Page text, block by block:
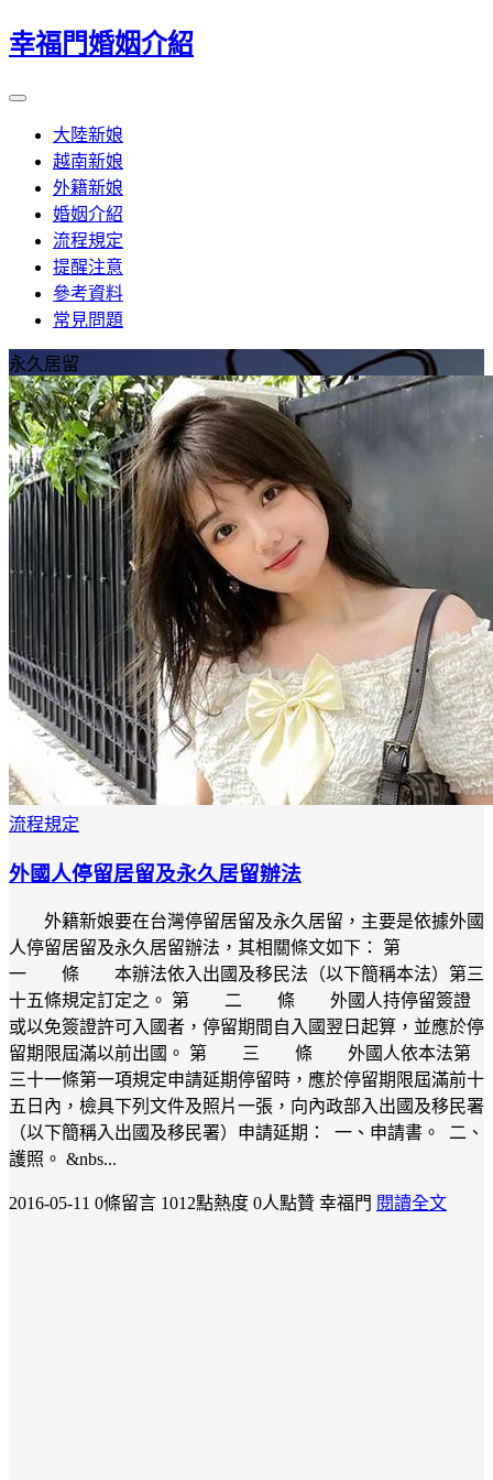
幸福門婚姻介紹
大陸新娘
越南新娘
外籍新娘
婚姻介紹
流程規定
提醒注意
參考資料
常見問題
永久居留
流程規定
外國人停留居留及永久居留辦法
外籍新娘要在台灣停留居留及永久居留，主要是依據外國
人停留居留及永久居留辦法，其相關條文如下： 第
一 條 本辦法依入出國及移民法（以下簡稱本法）第三
十五條規定訂定之。 第 二 條 外國人持停留簽證
或以免簽證許可入國者，停留期間自入國翌日起算，並應於停
留期限屆滿以前出國。 第 三 條 外國人依本法第
三十一條第一項規定申請延期停留時，應於停留期限屆滿前十
五日內，檢具下列文件及照片一張，向內政部入出國及移民署
（以下簡稱入出國及移民署）申請延期： 一、申請書。 二、
護照。 &nbs...
2016-05-11 0條留言 1012點熱度 0人點贊 幸福門 閱讀全文